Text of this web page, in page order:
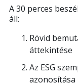
A 30 perces
áll:
Rövid
áttekintése
Az ESG
azonosítása